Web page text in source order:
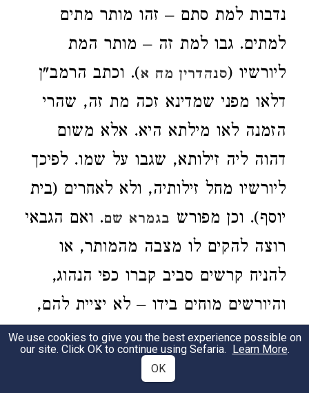
נדבות למת סתם – זהו מותר מתים
למתים. גבו למת זה – מותר המת
ליורשיו (סנהדרין מח א). וכתב הרמב"ן
דלאו מפני שמדינא זכה מת זה, שהרי
הזמנה לאו מילתא היא. אלא משום
דהוה ליה זילותא, שגבו על שמו. לפיכך
ליורשיו מחל זילותיה, ולא לאחרים (בית
יוסף). וכן מפורש בגמרא שם. ואם הגבאי
רוצה להקים לו מצבה מהמותר, או
להניח קרשים סביב קברו כפי הנהוג,
והיורשים מוחים בידו – לא יציית להם,
ויעשה בהמותר לצורך המת כפי מה
שנהוג בכל המתים, והנותר מזה יתנן
We use cookies to give you the best experience possible on
our site. Click OK to continue using Sefaria. Learn More.
OK